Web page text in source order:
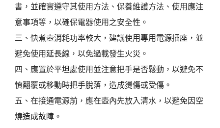
書，並確實遵守其使用方法、保養維護方法、使用應注
意事項等，以確保電器使用之安全性。
三、快煮壺消耗功率較大，建議使用專用電源插座，並
避免使用延長線，以免過載發生火災。
四、應置於平坦處使用並注意把手是否鬆動，以避免不
慎翻覆或移動時把手脫落，造成燙傷或受傷。
五、在接通電源前，應在壺內先放入清水，以避免因空
燒造成故障。